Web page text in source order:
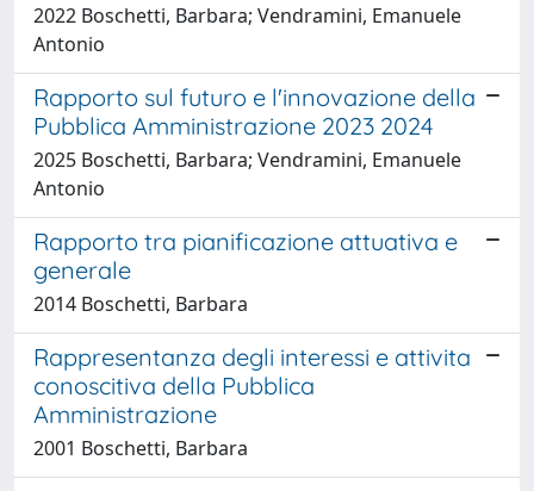
2022 Boschetti, Barbara; Vendramini, Emanuele
Antonio
Rapporto sul futuro e l'innovazione della
Pubblica Amministrazione 2023 2024
2025 Boschetti, Barbara; Vendramini, Emanuele
Antonio
Rapporto tra pianificazione attuativa e
generale
2014 Boschetti, Barbara
Rappresentanza degli interessi e attivita
conoscitiva della Pubblica
Amministrazione
2001 Boschetti, Barbara